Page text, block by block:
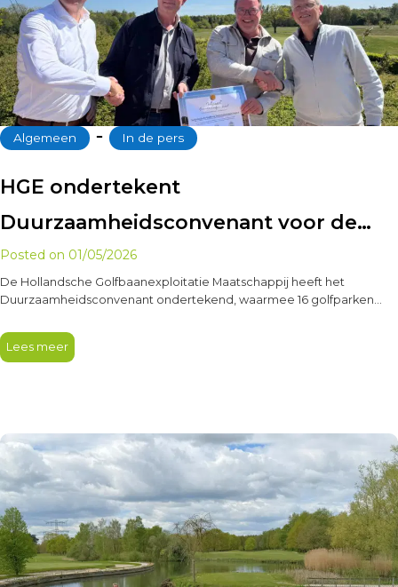
Algemeen ‐ In de pers
HGE ondertekent
Duurzaamheidsconvenant voor de
golfsector
Posted on 01/05/2026
De Hollandsche Golfbaanexploitatie Maatschappij heeft het
Duurzaamheidsconvenant ondertekend, waarmee 16 golfparken
Lees meer